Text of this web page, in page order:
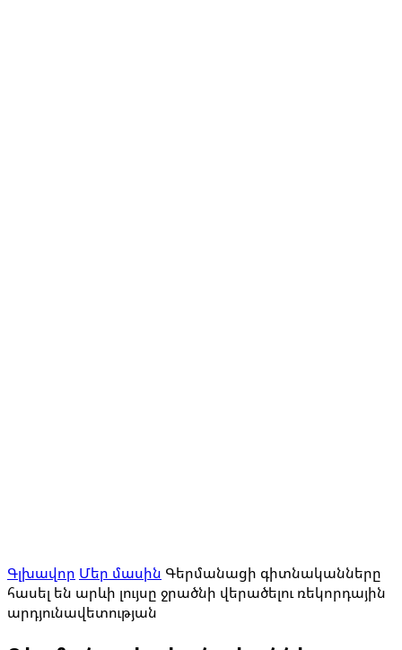
Գլխավոր Մեր մասին Գերմանացի գիտնականները
հասել են արևի լույսը ջրածնի վերածելու ռեկորդային
արդյունավետության